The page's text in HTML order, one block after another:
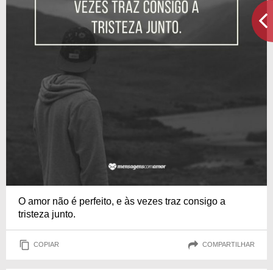
O amor não é perfeito, e às vezes traz consigo a
tristeza junto.
COPIAR COMPARTILHAR